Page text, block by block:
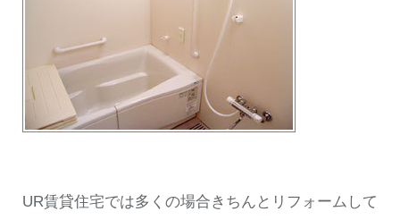
UR賃貸住宅では多くの場合きちんとリフォームして